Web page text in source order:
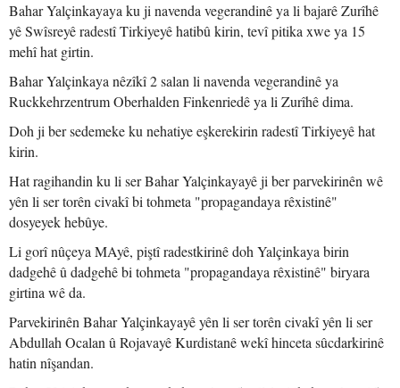
Bahar Yalçinkayaya ku ji navenda vegerandinê ya li bajarê Zurîhê
yê Swîsreyê radestî Tirkiyeyê hatibû kirin, tevî pitika xwe ya 15
mehî hat girtin.
Bahar Yalçinkaya nêzîkî 2 salan li navenda vegerandinê ya
Ruckkehrzentrum Oberhalden Finkenriedê ya li Zurîhê dima.
Doh ji ber sedemeke ku nehatiye eşkerekirin radestî Tirkiyeyê hat
kirin.
Hat ragihandin ku li ser Bahar Yalçinkayayê ji ber parvekirinên wê
yên li ser torên civakî bi tohmeta "propagandaya rêxistinê"
dosyeyek hebûye.
Li gorî nûçeya MAyê, piştî radestkirinê doh Yalçinkaya birin
dadgehê û dadgehê bi tohmeta "propagandaya rêxistinê" biryara
girtina wê da.
Parvekirinên Bahar Yalçinkayayê yên li ser torên civakî yên li ser
Abdullah Ocalan û Rojavayê Kurdistanê wekî hinceta sûcdarkirinê
hatin nîşandan.